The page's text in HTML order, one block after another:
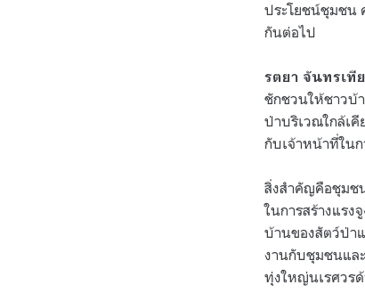
ประโยชน์ชุมชน
กันต่อไป
รตยา จันทรเที
ชักชวนให้ชาวบ้
ป่าบริเวณใกล้เคี
กับเจ้าหน้าที่ใน
สิ่งสำคัญคือชุมช
ในการสร้างแร
บ้านของสัตว์ป่า
งานกับชุมชนแล
ทุ่งใหญ่นเรศวร